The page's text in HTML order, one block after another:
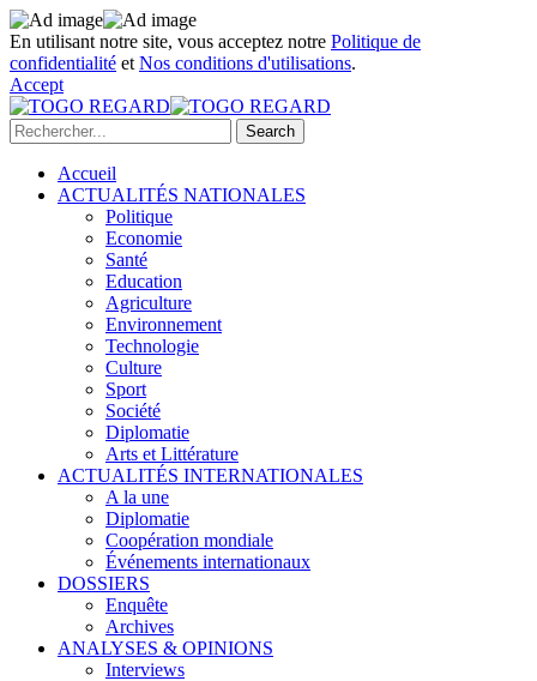
En utilisant notre site, vous acceptez notre Politique de
confidentialité et Nos conditions d'utilisations.
Accept
Accueil
ACTUALITÉS NATIONALES
Politique
Economie
Santé
Education
Agriculture
Environnement
Technologie
Culture
Sport
Société
Diplomatie
Arts et Littérature
ACTUALITÉS INTERNATIONALES
A la une
Diplomatie
Coopération mondiale
Événements internationaux
DOSSIERS
Enquête
Archives
ANALYSES & OPINIONS
Interviews